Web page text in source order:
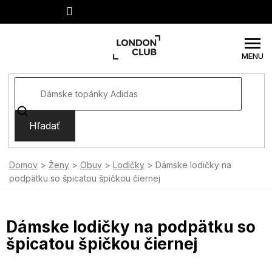
Hľadať
Domov Ženy Obuv Lodičky
Dámske lodičky na
podpätku so špicatou špičkou čiernej
Dámske lodičky na podpätku so
špicatou špičkou čiernej